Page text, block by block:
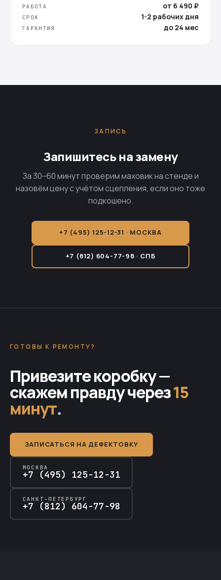
РАБОТА от 6 490 ₽
СРОК 1-2 рабочих дня
ГАРАНТИЯ до 24 мес
ЗАПИСЬ
Запишитесь на замену
За 30–60 минут проверим маховик на стенде и
назовём цену с учётом сцепления, если оно тоже
подкошено.
+7 (495) 125-12-31 · МОСКВА
+7 (812) 604-77-98 · СПБ
ГОТОВЫ К РЕМОНТУ?
Привезите коробку —
скажем правду через15
минут.
ЗАПИСАТЬСЯ НА ДЕФЕКТОВКУ
МОСКВА
+7 (495) 125-12-31
САНКТ-ПЕТЕРБУРГ
+7 (812) 604-77-98